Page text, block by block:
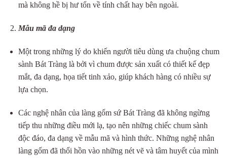
mà không hề bị hư tổn về tính chất hay bên ngoài.
Mẫu mã đa dạng
Một trong những lý do khiến người tiêu dùng ưa chuộng chum
sành Bát Tràng là bởi vì chum được sản xuất có thiết kế đẹp
mắt, đa dạng, họa tiết tinh xảo, giúp khách hàng có nhiều sự
lựa chọn.
Các nghệ nhân của làng gốm sứ Bát Tràng đã không ngừng
tiếp thu những điều mới lạ, tạo nên những chiếc chum sành
độc đáo, đa dạng về mẫu mã và hình thức. Những nghệ nhân
làng gốm đã thổi hồn vào những nét vẽ và tâm huyết của mình